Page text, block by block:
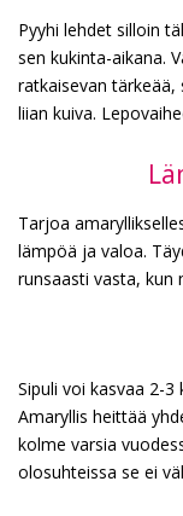
Pyyhi lehdet silloin
sen kukinta-aikana.
ratkaisevan
liian kuiva.
Tarjoa
lämpöä ja valoa.
runsaasti vasta, kun
Sipuli voi kasvaa 2-
Amaryllis heittää
kolme varsia
olosuhteissa se ei